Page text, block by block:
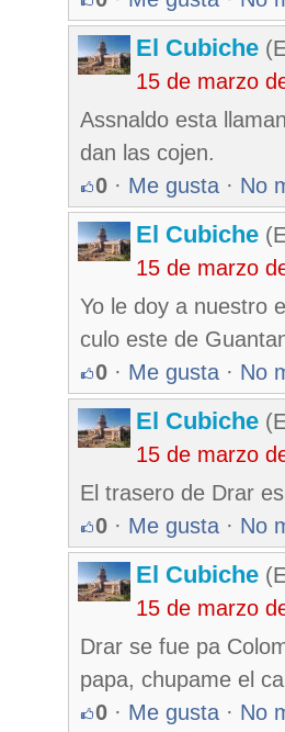
El Cubiche
15 de marzo
Assnaldo esta
dan las cojen.
0 · Me gusta · No
El Cubiche
15 de marzo
Yo le doy a nuestro
culo este de
0 · Me gusta · No
El Cubiche
15 de marzo
El trasero de Drar
0 · Me gusta · No
El Cubiche
15 de marzo
Drar se fue pa
papa, chupame el
0 · Me gusta · No